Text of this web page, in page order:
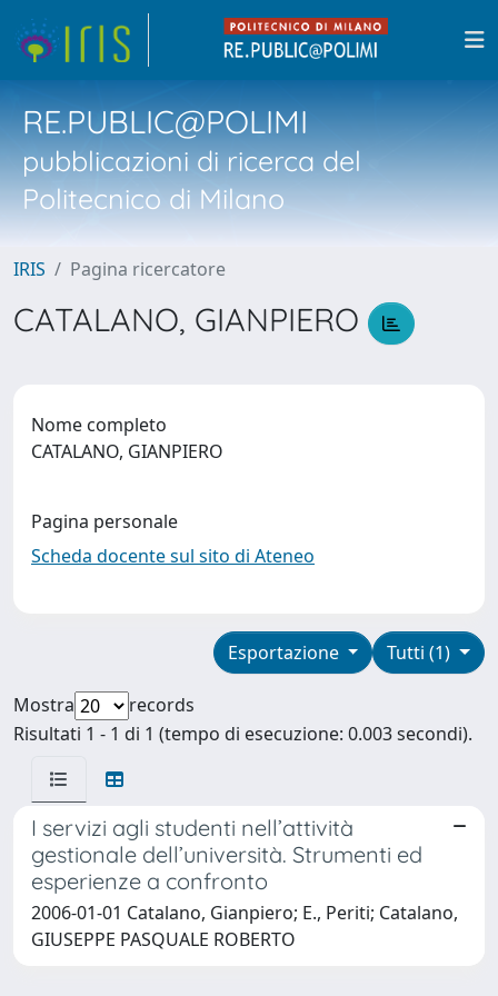
RE.PUBLIC@POLIMI
pubblicazioni di ricerca del
Politecnico di Milano
IRIS Pagina ricercatore
CATALANO, GIANPIERO
Nome completo
CATALANO, GIANPIERO
Pagina personale
Scheda docente sul sito di Ateneo
Tutti (1)
Esportazione
Mostra
records
Risultati 1 - 1 di 1 (tempo di esecuzione: 0.003 secondi).
I servizi agli studenti nell’attività
gestionale dell’università. Strumenti ed
esperienze a confronto
2006-01-01 Catalano, Gianpiero; E., Periti; Catalano,
GIUSEPPE PASQUALE ROBERTO